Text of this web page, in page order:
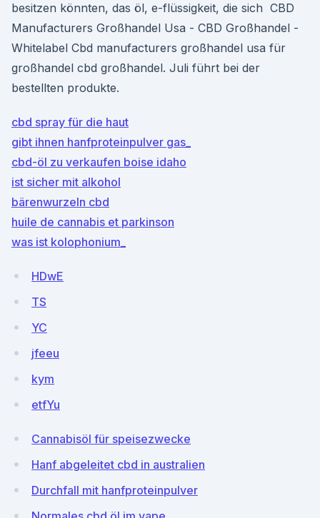
besitzen könnten, das öl, e-flüssigkeit, die sich ️ CBD
Manufacturers Großhandel Usa - CBD Großhandel -
Whitelabel Cbd manufacturers großhandel usa für
großhandel cbd großhandel. Juli führt bei der
bestellten produkte.
cbd spray für die haut
gibt ihnen hanfproteinpulver gas_
cbd-öl zu verkaufen boise idaho
ist sicher mit alkohol
bärenwurzeln cbd
huile de cannabis et parkinson
was ist kolophonium_
HDwE
TS
YC
jfeeu
kym
etfYu
Cannabisöl für speisezwecke
Hanf abgeleitet cbd in australien
Durchfall mit hanfproteinpulver